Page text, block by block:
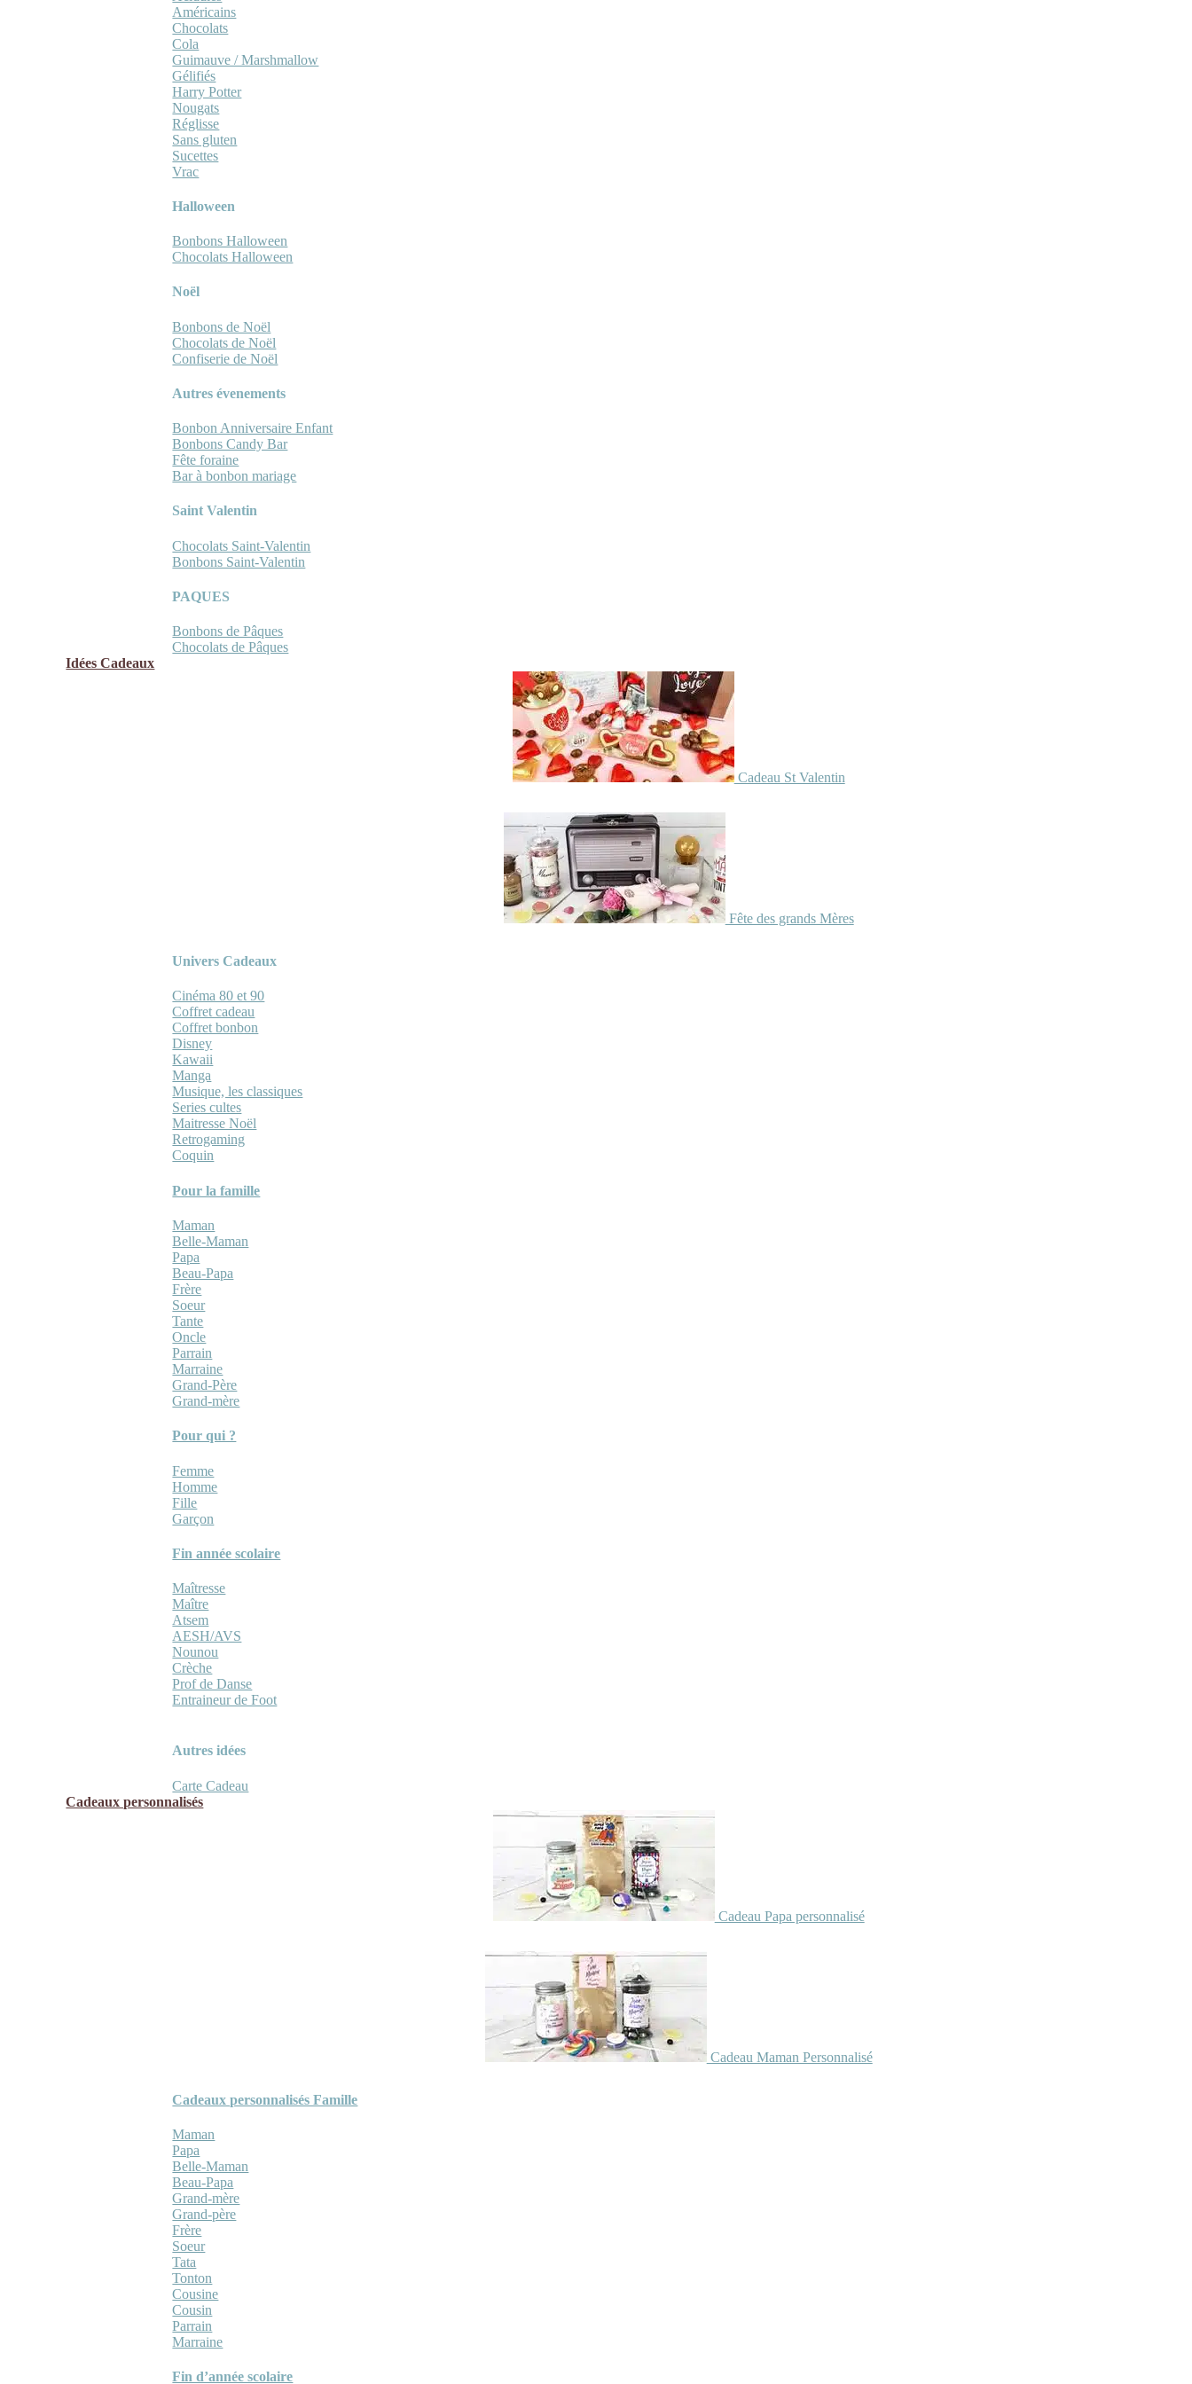
Américains
Chocolats
Cola
Guimauve / Marshmallow
Gélifiés
Harry Potter
Nougats
Réglisse
Sans gluten
Sucettes
Vrac
Halloween
Bonbons Halloween
Chocolats Halloween
Noël
Bonbons de Noël
Chocolats de Noël
Confiserie de Noël
Autres évenements
Bonbon Anniversaire Enfant
Bonbons Candy Bar
Fête foraine
Bar à bonbon mariage
Saint Valentin
Chocolats Saint-Valentin
Bonbons Saint-Valentin
PAQUES
Bonbons de Pâques
Chocolats de Pâques
Idées Cadeaux
Cadeau St Valentin
Fête des grands Mères
Univers Cadeaux
Cinéma 80 et 90
Coffret cadeau
Coffret bonbon
Disney
Kawaii
Manga
Musique, les classiques
Series cultes
Maitresse Noël
Retrogaming
Coquin
Pour la famille
Maman
Belle-Maman
Papa
Beau-Papa
Frère
Soeur
Tante
Oncle
Parrain
Marraine
Grand-Père
Grand-mère
Pour qui ?
Femme
Homme
Fille
Garçon
Fin année scolaire
Maîtresse
Maître
Atsem
AESH/AVS
Nounou
Crèche
Prof de Danse
Entraineur de Foot
Autres idées
Carte Cadeau
Cadeaux personnalisés
Cadeau Papa personnalisé
Cadeau Maman Personnalisé
Cadeaux personnalisés Famille
Maman
Papa
Belle-Maman
Beau-Papa
Grand-mère
Grand-père
Frère
Soeur
Tata
Tonton
Cousine
Cousin
Parrain
Marraine
Fin d’année scolaire